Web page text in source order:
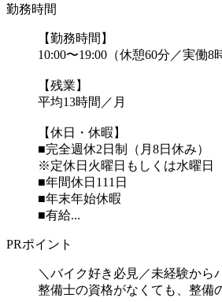
勤務時間
【勤務時間】
10:00〜19:00（休憩60分／実働8
【残業】
平均13時間／月
【休日・休暇】
■完全週休2日制（月8日休み）
※定休日火曜日もしくは水曜日
■年間休日111日
■年末年始休暇
■有給...
PRポイント
＼バイク好き必見／未経験から
整備士の資格がなくても、整